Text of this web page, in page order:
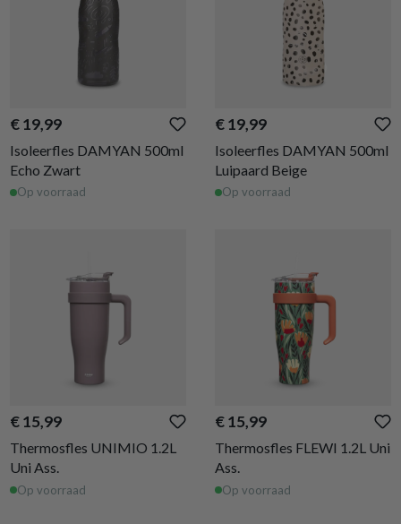
€ 19,99
Isoleerfles DAMYAN 500ml
Echo Zwart
Op voorraad
€ 19,99
Isoleerfles DAMYAN 500ml
Luipaard Beige
Op voorraad
€ 15,99
Thermosfles UNIMIO 1.2L
Uni Ass.
Op voorraad
€ 15,99
Thermosfles FLEWI 1.2L Uni
Ass.
Op voorraad